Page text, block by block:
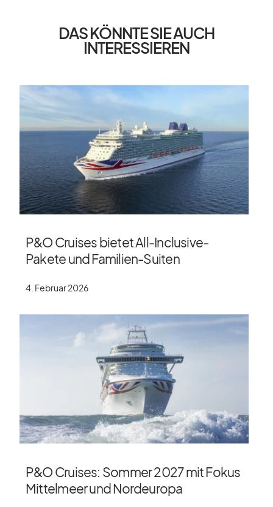
DAS KÖNNTE SIE AUCH
INTERESSIEREN
P&O Cruises bietet All-Inclusive-
Pakete und Familien-Suiten
4. Februar 2026
P&O Cruises: Sommer 2027 mit Fokus
Mittelmeer und Nordeuropa